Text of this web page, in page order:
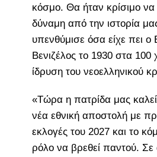
κόσμο. Θα ήταν κρίσιμο
δύναμη από την ιστορία
υπενθύμισε όσα είχε πει ο
Βενιζέλος το 1930 στα 100
ίδρυση του νεοελληνικού
«Τώρα η πατρίδα μας
νέα εθνική αποστολή με
εκλογές του 2027 και το
ρόλο να βρεθεί παντού. Σε